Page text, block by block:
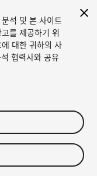
석 및 본 사이트
를 제공하기 위
대한 귀하의 사
협력사와 공유